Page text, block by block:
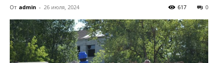
От admin - 26 июля, 2024 0
617